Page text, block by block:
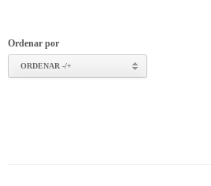
Ordenar por
ORDENAR -/+